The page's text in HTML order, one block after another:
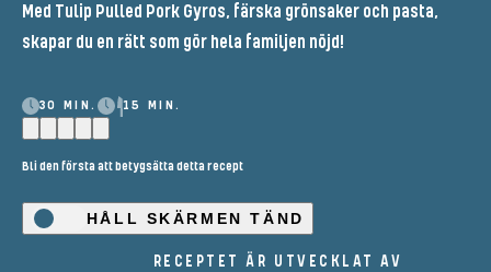
Med Tulip Pulled Pork Gyros, färska grönsaker och pasta,
skapar du en rätt som gör hela familjen nöjd!
30 MIN. 15 MIN.
Bli den första att betygsätta detta recept
HÅLL SKÄRMEN TÄND
RECEPTET ÄR UTVECKLAT AV